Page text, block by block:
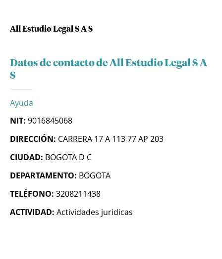
All Estudio Legal S A S
Datos de contacto de All Estudio Legal S A
S
Ayuda
NIT: 9016845068
DIRECCIÓN: CARRERA 17 A 113 77 AP 203
CIUDAD: BOGOTA D C
DEPARTAMENTO: BOGOTA
TELÉFONO: 3208211438
ACTIVIDAD: Actividades juridicas